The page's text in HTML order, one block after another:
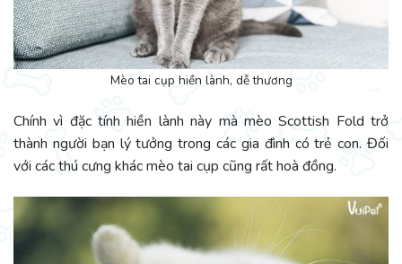
Mèo tai cụp hiền lành, dễ thương
Chính vì đặc tính hiền lành này mà mèo Scottish Fold trở
thành người bạn lý tưởng trong các gia đình có trẻ con. Đối
với các thú cưng khác mèo tai cụp cũng rất hoà đồng.